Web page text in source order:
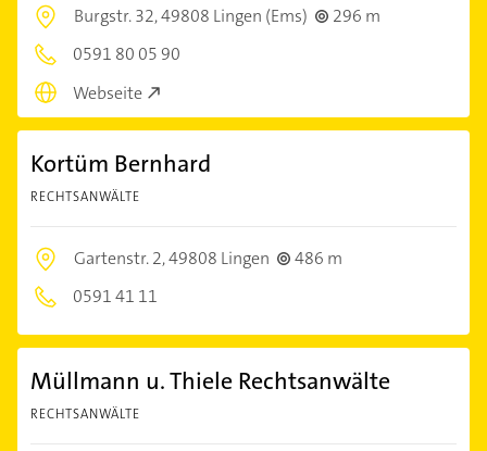
Burgstr. 32,49808 Lingen (Ems)
296 m
0591 80 05 90
Webseite
Kortüm Bernhard
RECHTSANWÄLTE
Gartenstr. 2,49808 Lingen
486 m
0591 41 11
Müllmann u. Thiele Rechtsanwälte
RECHTSANWÄLTE